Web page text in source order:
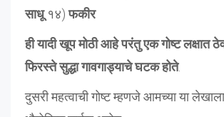
साधू१४)फकीर
ही यादी खूप मोठी आहे परंतु एक गोष्ट लक्षात
फिरस्ते सुद्धा गावगाड्याचे घटक होते.
दुसरी महत्वाची गोष्ट म्हणजे आमच्या या लेखाला